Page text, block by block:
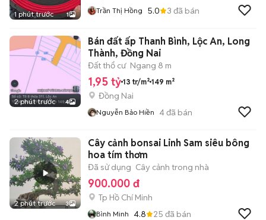
1 phút trước 1 Trần Thị Hồng 5.0 3 đã bán
2 phút trước 4
Bán đất ấp Thanh Bình, Lộc An, Long
Thành, Đồng Nai
Đất thổ cư Ngang 8 m
1,95 tỷ 13 tr/m² 149 m²
Đồng Nai
Nguyễn Bảo Hiền 4đã bán
2 phút trước 3
Cây cảnh bonsai Linh Sam siêu bông
hoa tím thơm
Đã sử dụng Cây cảnh trong nhà
900.000 đ
Tp Hồ Chí Minh
Bình Minh 4.8 25 đã bán